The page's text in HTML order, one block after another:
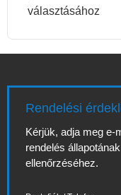
választásához
Rendelési
Kérjük, adja meg e-
rendelés
ellenőrzéséhez.